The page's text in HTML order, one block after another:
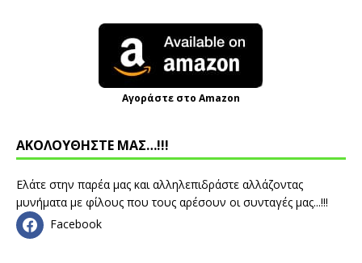
Αγοράστε στο Amazon
ΑΚΟΛΟΥΘΗΣΤΕ ΜΑΣ…!!!
Ελάτε στην παρέα μας και αλληλεπιδράστε αλλάζοντας
μυνήματα με φίλους που τους αρέσουν οι συνταγές μας...!!!
Facebook